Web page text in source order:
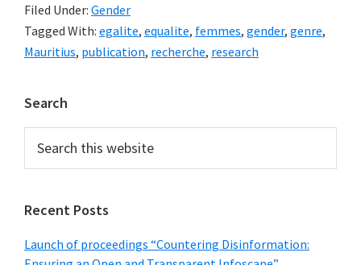
femme
mauricienne
:
est
son
divers
Filed Under: Gender
Tagged With: egalite, equalite, femmes, gender, genre,
Mauritius, publication, recherche, research
Primary
Sidebar
Search
this
website
Recent Posts
Launch of proceedings “Countering Disinformation: